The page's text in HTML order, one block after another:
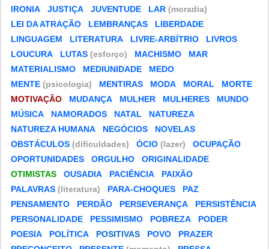
IRONIA
JUSTIÇA JUVENTUDE LAR (moradia)
LEI DA ATRAÇÃO
LEMBRANÇAS
LIBERDADE
LINGUAGEM
LITERATURA LIVRE-ARBÍTRIO
LIVROS
LOUCURA
LUTAS (esforço) MACHISMO
MAR
MATERIALISMO
MEDIUNIDADE
MEDO
MENTE (psicologia) MENTIRAS MODA MORAL
MORTE
MOTIVAÇÃO
MUDANÇA MULHER MULHERES
MUNDO
MÚSICA
NAMORADOS NATAL
NATUREZA
NATUREZA HUMANA
NEGÓCIOS
NOVELAS
OBSTÁCULOS (dificuldades) ÓCIO (lazer)
OCUPAÇÃO
OPORTUNIDADES
ORGULHO
ORIGINALIDADE
OTIMISTAS
OUSADIA PACIÊNCIA
PAIXÃO
PALAVRAS (literatura) PARA-CHOQUES
PAZ
PENSAMENTO
PERDÃO PERSEVERANÇA
PERSISTÊNCIA
PERSONALIDADE
PESSIMISMO POBREZA
PODER
POESIA
POLÍTICA POSITIVAS POVO
PRAZER